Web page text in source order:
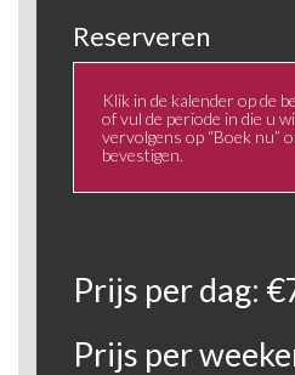
Reserveren
Klik in de kalender op de
of vul de periode in die u
vervolgens op “Boek nu”
bevestigen.
Prijs per dag: €
Prijs per